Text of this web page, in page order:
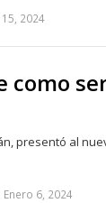
2024
como
presentó al
6, 2024